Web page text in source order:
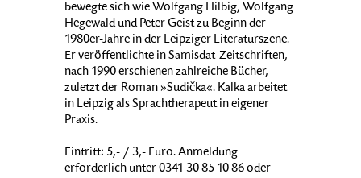
bewegte sich wie Wolfgang Hilbig, Wolfgang
Hegewald und Peter Geist zu Beginn der
1980er-Jahre in der Leipziger Literaturszene.
Er veröffentlichte in Samisdat-Zeitschriften,
nach 1990 erschienen zahlreiche Bücher,
zuletzt der Roman »Sudička«. Kalka arbeitet
in Leipzig als Sprachtherapeut in eigener
Praxis.
Eintritt: 5,- / 3,- Euro. Anmeldung
erforderlich unter 0341 30 85 10 86 oder